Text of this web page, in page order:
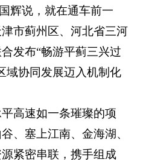
辉说，就在通车前一
市蓟州区、河北省三河
发布“畅游平蓟三兴过
域协同发展迈入机制化
高速如一条璀璨的项
、塞上江南、金海湖、
紧密串联，携手组成